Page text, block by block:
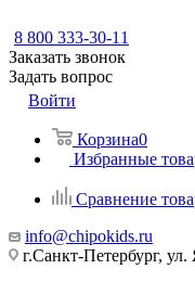
8 800 333-30-11
Заказать звонок
Задать вопрос
Войти
Корзина0
Избранные
Сравнение
info@chipokids.ru
г.Санкт-Петербург,